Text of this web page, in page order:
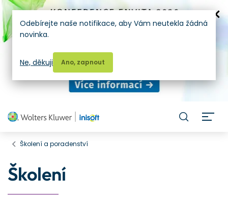
Školení a poradenství
Školení
Odebírejte naše notifikace, aby Vám neutekla žádná
novinka.
Ano, zapnout
Ne, děkuji